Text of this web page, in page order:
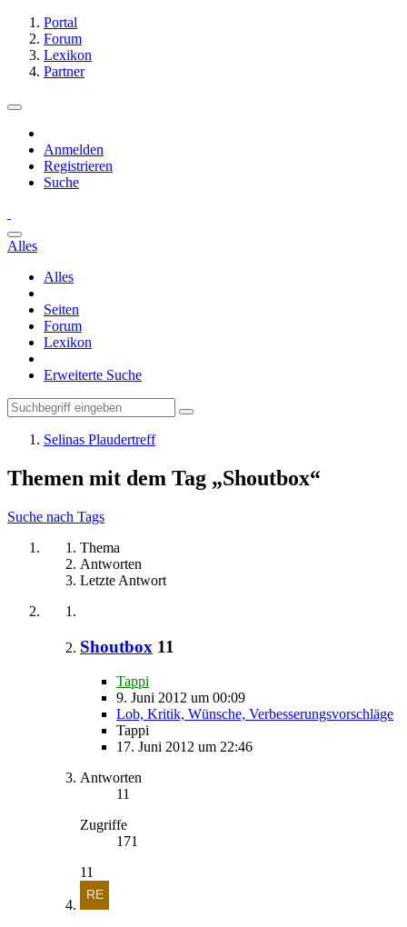
Portal
Forum
Lexikon
Partner
Anmelden
Registrieren
Suche
Alles
Alles
Seiten
Forum
Lexikon
Erweiterte Suche
Selinas Plaudertreff
Themen mit dem Tag „Shoutbox“
Suche nach Tags
Thema
Antworten
Letzte Antwort
Shoutbox 11
Tappi
9. Juni 2012 um 00:09
Lob, Kritik, Wünsche, Verbesserungsvorschläge
Tappi
17. Juni 2012 um 22:46
Antworten
11
Zugriffe
171
11